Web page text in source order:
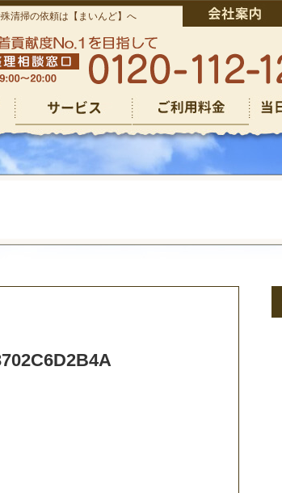
清掃の依頼は【まいんど】へ
遺品整理
仏壇回収
お焚き上げ供養
生前整理
特殊清掃
ゴミ屋敷清掃
その他のご依頼 遺品整理
仏壇回収
お焚き上げ供養
生前整理
特殊清掃
ゴミ屋敷清掃
その他のご依頼